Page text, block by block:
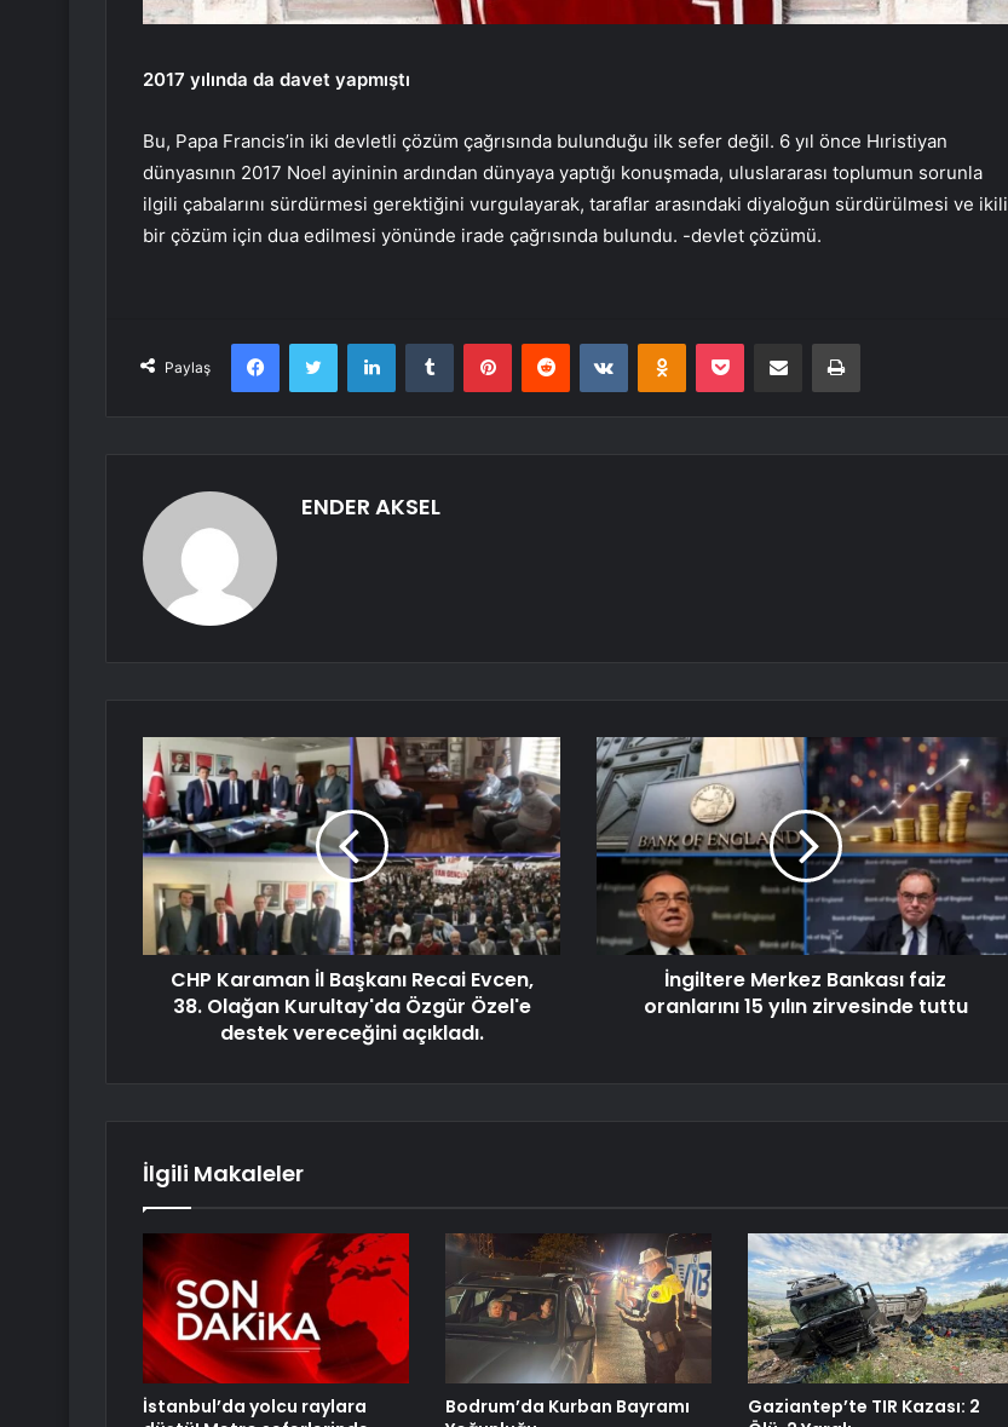
2017 yılında da davet yapmıştı
Bu, Papa Francis’in iki devletli çözüm çağrısında bulunduğu ilk sefer değil. 6 yıl önce Hıristiyan
dünyasının 2017 Noel ayininin ardından dünyaya yaptığı konuşmada, uluslararası toplumun sorunla
ilgili çabalarını sürdürmesi gerektiğini vurgulayarak, taraflar arasındaki diyaloğun sürdürülmesi ve ikili
bir çözüm için dua edilmesi yönünde irade çağrısında bulundu. -devlet çözümü.
Paylaş
FacebookTwitter LinkedInTumblr PinterestReddit VKontakteOdnoklassniki
Pocket E-Posta ile paylaş Yazdır
ENDER AKSEL
CHP Karaman İl Başkanı Recai Evcen,
38. Olağan Kurultay'da Özgür Özel'e
destek vereceğini açıkladı.
İngiltere Merkez Bankası faiz
oranlarını 15 yılın zirvesinde tuttu
İlgili Makaleler
İstanbul’da yolcu raylara
Bodrum’da Kurban Bayramı
Gaziantep’te TIR Kazası: 2